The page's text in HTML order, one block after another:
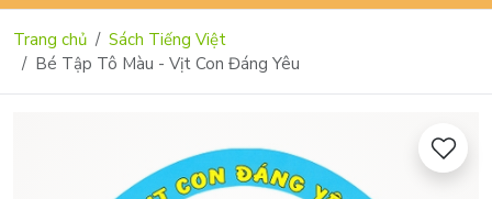
Trang chủ
Sách Tiếng Việt
Bé Tập Tô Màu - Vịt Con Đáng Yêu